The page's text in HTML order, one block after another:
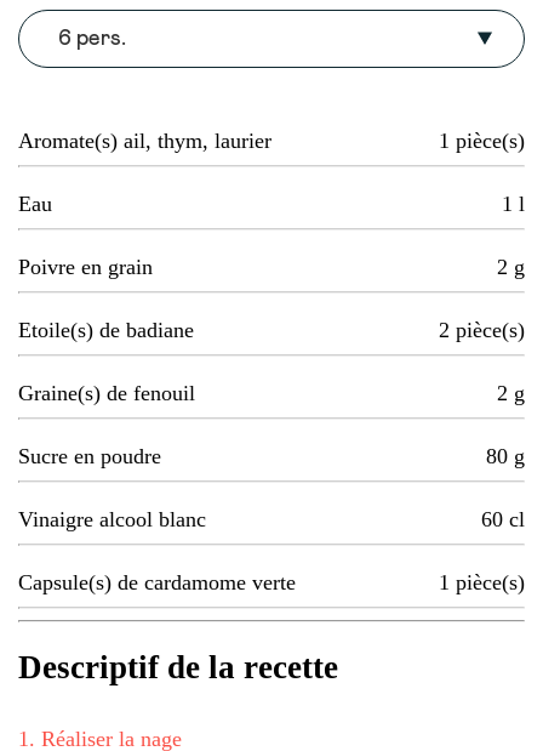
6 pers.
Aromate(s) ail, thym, laurier 1 pièce(s)
Eau 1 l
Poivre en grain 2 g
Etoile(s) de badiane 2 pièce(s)
Graine(s) de fenouil 2 g
Sucre en poudre 80 g
Vinaigre alcool blanc 60 cl
Capsule(s) de cardamome verte 1 pièce(s)
Descriptif de la recette
1 . Réaliser la nage